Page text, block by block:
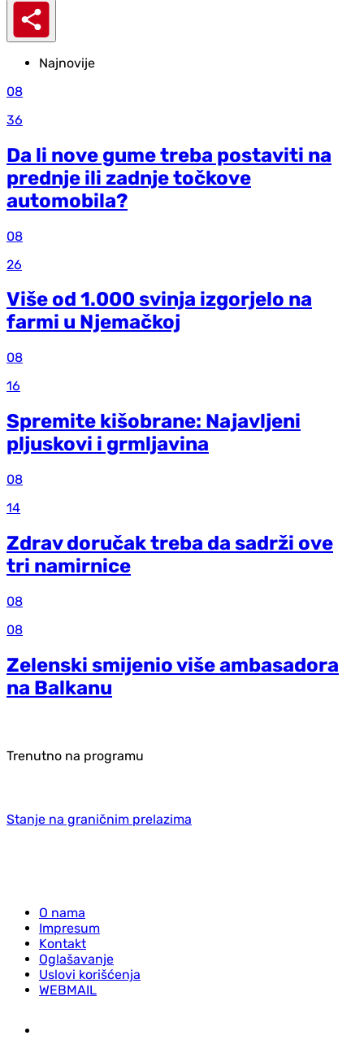
Najnovije
08
36
Da li nove gume treba postaviti na
prednje ili zadnje točkove
automobila?
08
26
Više od 1.000 svinja izgorjelo na
farmi u Njemačkoj
08
16
Spremite kišobrane: Najavljeni
pljuskovi i grmljavina
08
14
Zdrav doručak treba da sadrži ove
tri namirnice
08
08
Zelenski smijenio više ambasadora
na Balkanu
Trenutno na programu
Stanje na graničnim prelazima
O nama
Impresum
Kontakt
Oglašavanje
Uslovi korišćenja
WEBMAIL